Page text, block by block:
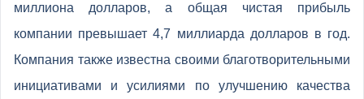
миллиона долларов, а общая чистая прибыль
компании превышает 4,7 миллиарда долларов в год.
Компания также известна своими благотворительными
инициативами и усилиями по улучшению качества